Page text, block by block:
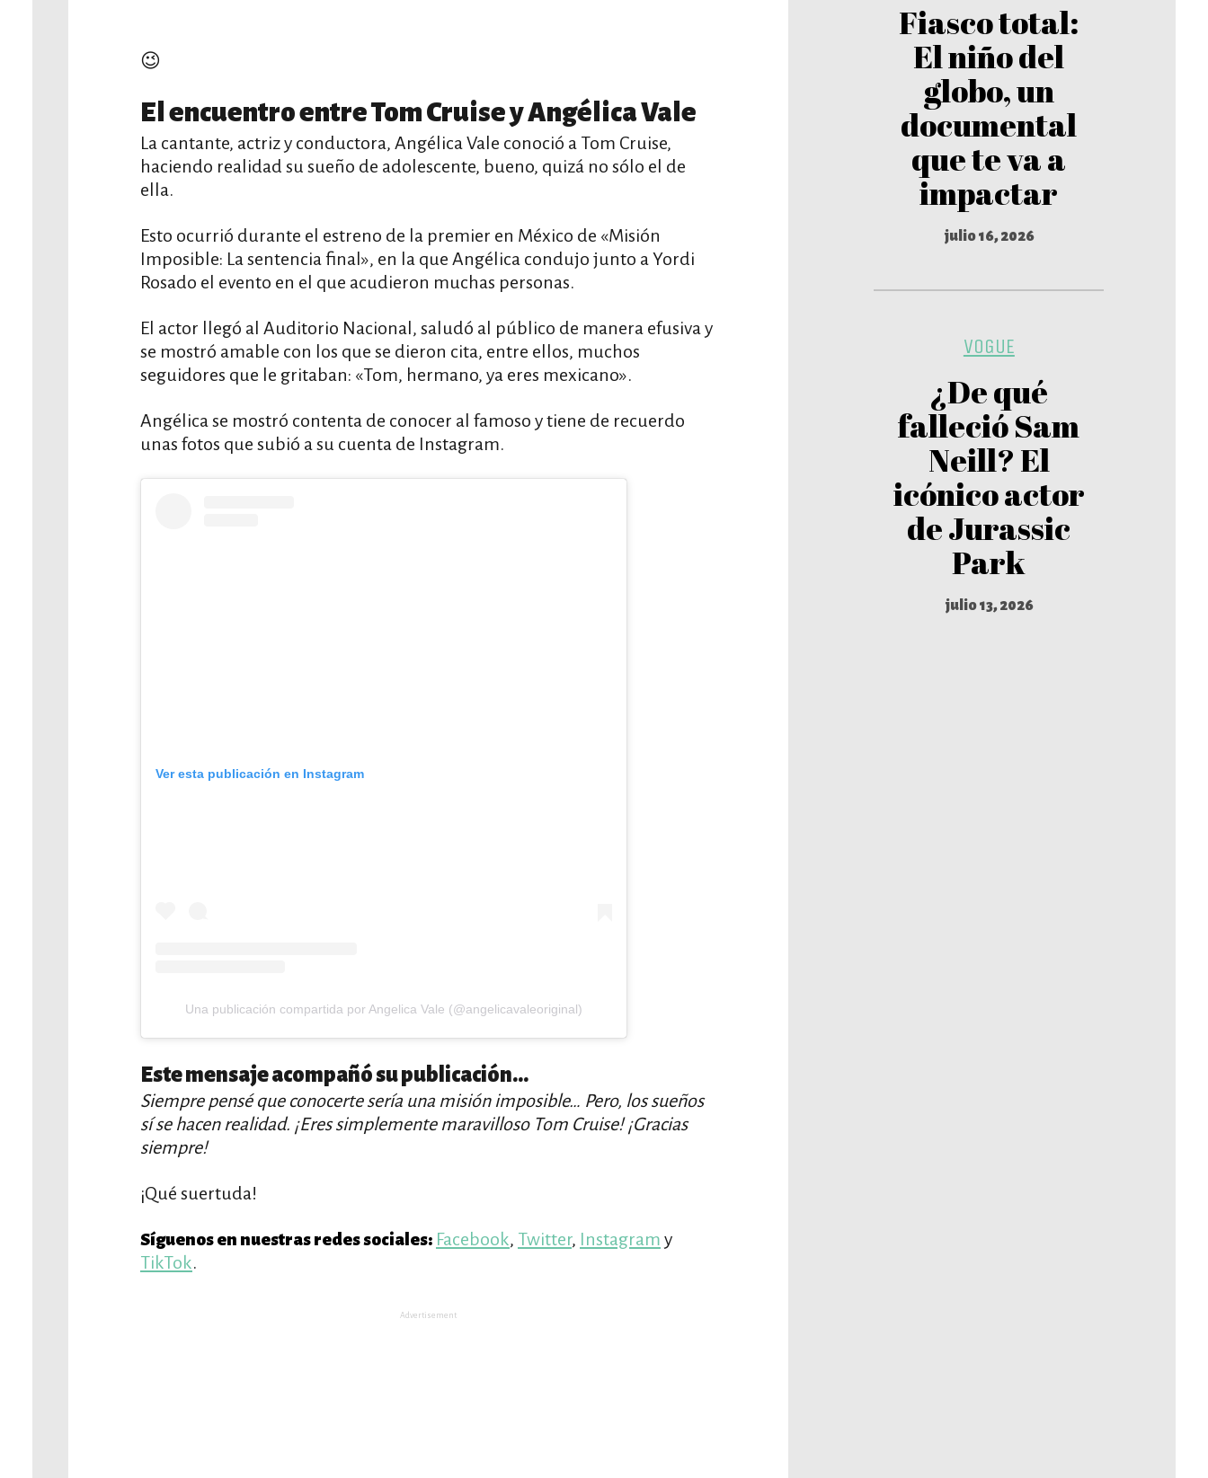
Fiasco total:
El niño del
globo, un
documental
que te va a
impactar
julio 16, 2026
VOGUE
¿De qué
falleció Sam
Neill? El
icónico actor
de Jurassic
Park
julio 13, 2026
😉
El encuentro entre Tom Cruise y Angélica Vale
La cantante, actriz y conductora, Angélica Vale conoció a Tom Cruise,
haciendo realidad su sueño de adolescente, bueno, quizá no sólo el de
ella.
Esto ocurrió durante el estreno de la premier en México de «Misión
Imposible: La sentencia final», en la que Angélica condujo junto a Yordi
Rosado el evento en el que acudieron muchas personas.
El actor llegó al Auditorio Nacional, saludó al público de manera efusiva y
se mostró amable con los que se dieron cita, entre ellos, muchos
seguidores que le gritaban: «Tom, hermano, ya eres mexicano».
Angélica se mostró contenta de conocer al famoso y tiene de recuerdo
unas fotos que subió a su cuenta de Instagram.
Ver esta publicación en Instagram
Una publicación compartida por Angelica Vale (@angelicavaleoriginal)
Este mensaje acompañó su publicación…
Siempre pensé que conocerte sería una misión imposible… Pero, los sueños
sí se hacen realidad. ¡Eres simplemente maravilloso Tom Cruise! ¡Gracias
siempre!
¡Qué suertuda!
Síguenos en nuestras redes sociales: Facebook, Twitter, Instagram y
TikTok.
Advertisement